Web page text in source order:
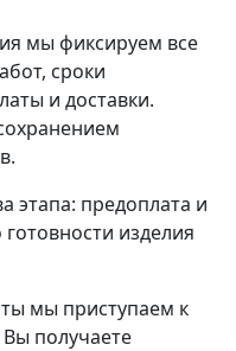
мы фиксируем все
сроки
и доставки.
этапа: предоплата и
изделия
мы приступаем к
получаете